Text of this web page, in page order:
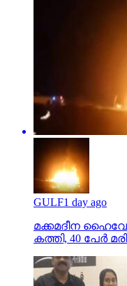
GULF1 day ago
മക്കമദീന
കത്തി, 40 പേര്‍